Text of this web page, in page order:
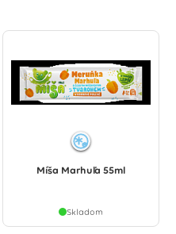
Míša Marhuľa 55ml
Skladom